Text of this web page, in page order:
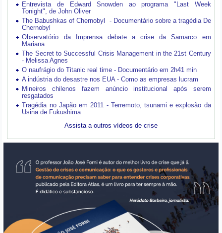
Entrevista de Edward Snowden ao programa "Last Week
Tonight", de John Oliver
The Babushkas of Chernobyl - Documentário sobre a tragédia De
Chernobyl
Observatório da Imprensa debate a crise da Samarco em
Mariana
The Secret to Successful Crisis Management in the 21st Century
- Melissa Agnes
O naufrágio do Titanic real time - Documentário em 2h41 min
A indústria do desastre nos EUA - Como as empresas lucram
Mineiros chilenos fazem anúncio institucional após serem
resgatados
Tragédia no Japão em 2011 - Terremoto, tsunami e explosão da
Usina de Fukushima
Assista a outros vídeos de crise